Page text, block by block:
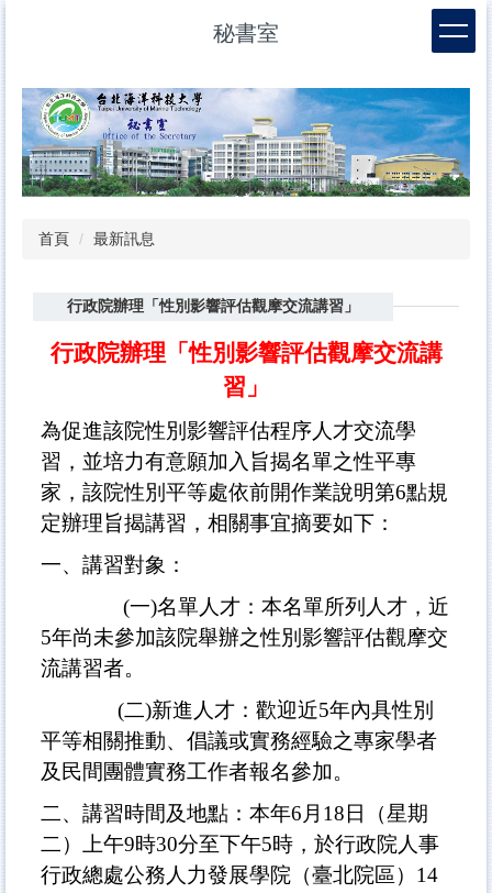
要
內
容
區
秘書室
首頁 最新訊息
行政院辦理「性別影響評估觀摩交流講習」
行政院辦理「性別影響評估觀摩交流講
習」
為促進該院性別影響評估程序人才交流學
習，並培力有意願加入旨揭名單之性平專
家，該院性別平等處依前開作業說明第6點規
定辦理旨揭講習，相關事宜摘要如下：
一、講習對象：
(一)名單人才：本名單所列人才，近
5年尚未參加該院舉辦之性別影響評估觀摩交
流講習者。
(二)新進人才：歡迎近5年內具性別
平等相關推動、倡議或實務經驗之專家學者
及民間團體實務工作者報名參加。
二、講習時間及地點：本年6月18日（星期
二）上午9時30分至下午5時，於行政院人事
行政總處公務人力發展學院（臺北院區）14